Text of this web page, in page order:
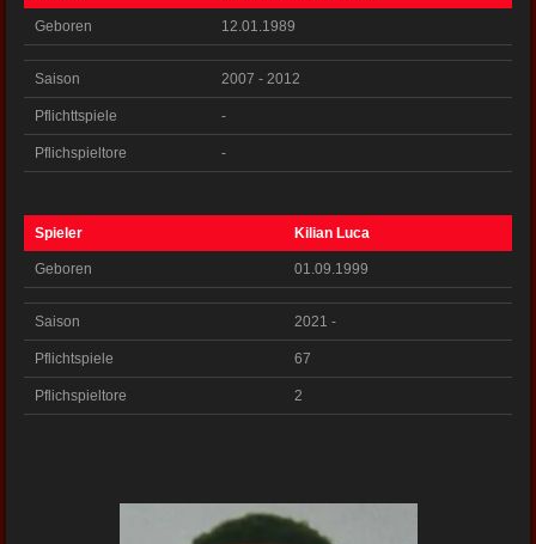
Geboren 12.01.1989
Saison 2007 - 2012
Pflichttspiele -
Pflichspieltore -
Spieler Kilian Luca
Geboren 01.09.1999
Saison 2021 -
Pflichtspiele 67
Pflichspieltore 2